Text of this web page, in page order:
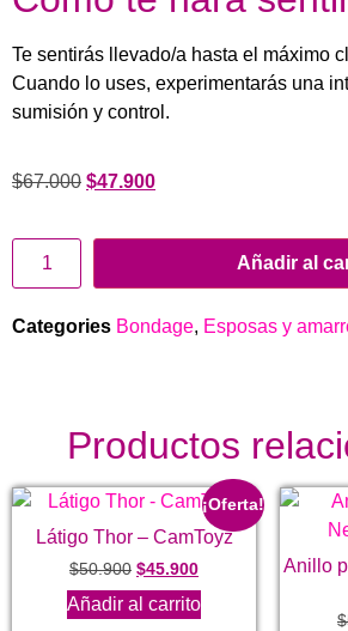
Te sentirás llevado/a hasta el máximo
Cuando lo uses, experimentarás una
sumisión y control.
$67.000 $47.900
Añadir al
Categories Bondage, Esposas y
Productos
¡Oferta!
Látigo Thor – CamToyz
$50.900 $45.900
Añadir al carrito
Anillo
$